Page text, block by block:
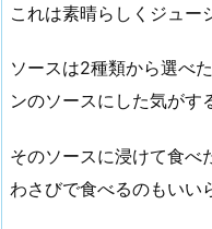
これは素晴らしくジュー
ソースは2種類から選べ
ンのソースにした気がす
そのソースに浸けて食べ
わさびで食べるのもいい